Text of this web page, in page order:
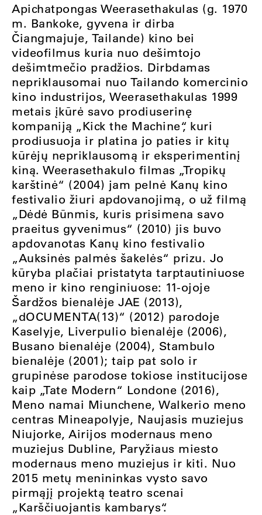
Apichatpongas Weerasethakulas (g. 1970
m. Bankoke, gyvena ir dirba
Čiangmajuje, Tailande) kino bei
videofilmus kuria nuo dešimtojo
dešimtmečio pradžios. Dirbdamas
nepriklausomai nuo Tailando komercinio
kino industrijos, Weerasethakulas 1999
metais įkūrė savo prodiuserinę
kompaniją „Kick the Machine“, kuri
prodiusuoja ir platina jo paties ir kitų
kūrėjų nepriklausomą ir eksperimentinį
kiną. Weerasethakulo filmas „Tropikų
karštinė“ (2004) jam pelnė Kanų kino
festivalio žiuri apdovanojimą, o už filmą
„Dėdė Būnmis, kuris prisimena savo
praeitus gyvenimus“ (2010) jis buvo
apdovanotas Kanų kino festivalio
„Auksinės palmės šakelės“ prizu. Jo
kūryba plačiai pristatyta tarptautiniuose
meno ir kino renginiuose: 11-ojoje
Šardžos bienalėje JAE (2013),
„dOCUMENTA(13)“ (2012) parodoje
Kaselyje, Liverpulio bienalėje (2006),
Busano bienalėje (2004), Stambulo
bienalėje (2001); taip pat solo ir
grupinėse parodose tokiose institucijose
kaip „Tate Modern“ Londone (2016),
Meno namai Miunchene, Walkerio meno
centras Mineapolyje, Naujasis muziejus
Niujorke, Airijos modernaus meno
muziejus Dubline, Paryžiaus miesto
modernaus meno muziejus ir kiti. Nuo
2015 metų menininkas vysto savo
pirmąjį projektą teatro scenai
„Karščiuojantis kambarys“.